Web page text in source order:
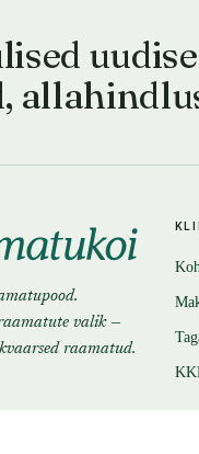
valik —
raamatud.